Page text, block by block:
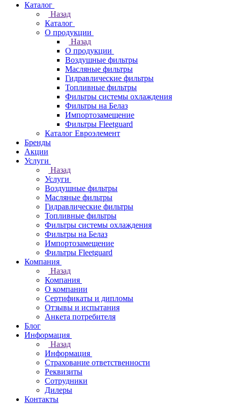
Каталог
Назад
Каталог
О продукции
Назад
О продукции
Воздушные фильтры
Масляные фильтры
Гидравлические фильтры
Топливные фильтры
Фильтры системы охлаждения
Фильтры на Белаз
Импортозамещение
Фильтры Fleetguard
Каталог Евроэлемент
Бренды
Акции
Услуги
Назад
Услуги
Воздушные фильтры
Масляные фильтры
Гидравлические фильтры
Топливные фильтры
Фильтры системы охлаждения
Фильтры на Белаз
Импортозамещение
Фильтры Fleetguard
Компания
Назад
Компания
О компании
Сертификаты и дипломы
Отзывы и испытания
Анкета потребителя
Блог
Информация
Назад
Информация
Страхование ответственности
Реквизиты
Сотрудники
Дилеры
Контакты